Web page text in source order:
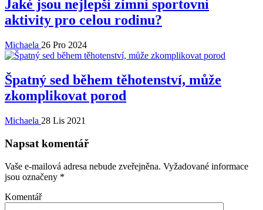
Jaké jsou nejlepší zimní sportovní
aktivity pro celou rodinu?
Michaela 26 Pro 2024
Špatný sed během těhotenství, může
zkomplikovat porod
Michaela 28 Lis 2021
Napsat komentář
Vaše e-mailová adresa nebude zveřejněna. Vyžadované informace
jsou označeny *
Komentář